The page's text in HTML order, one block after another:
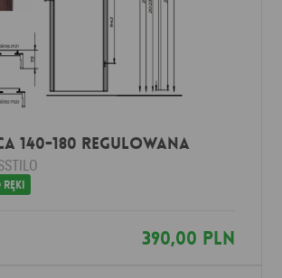
140-180 Regulowana
ręki
390,00 PLN